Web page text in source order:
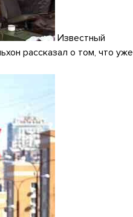
Известный
рассказал о том, что уже